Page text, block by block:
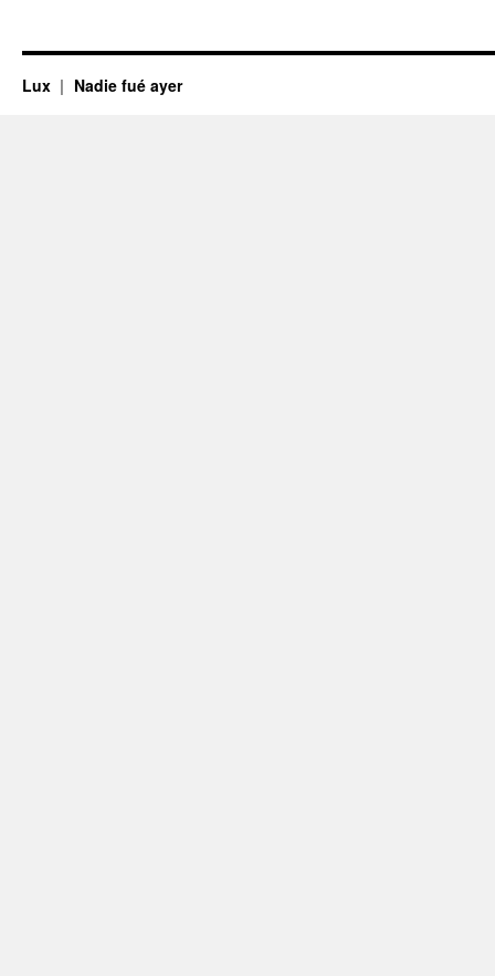
Lux Nadie fué ayer